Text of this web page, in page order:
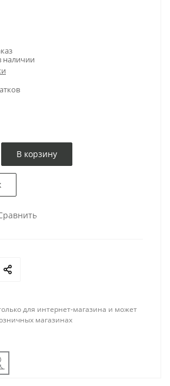
наличии
В корзину
для интернет-магазина и может
магазинах